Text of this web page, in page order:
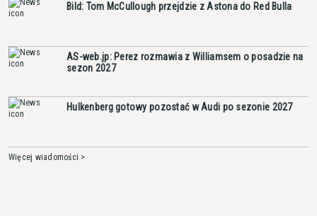
Bild: Tom McCullough przejdzie z Astona do Red Bulla
AS-web.jp: Perez rozmawia z Williamsem o posadzie na
sezon 2027
Hulkenberg gotowy pozostać w Audi po sezonie 2027
Więcej wiadomości >